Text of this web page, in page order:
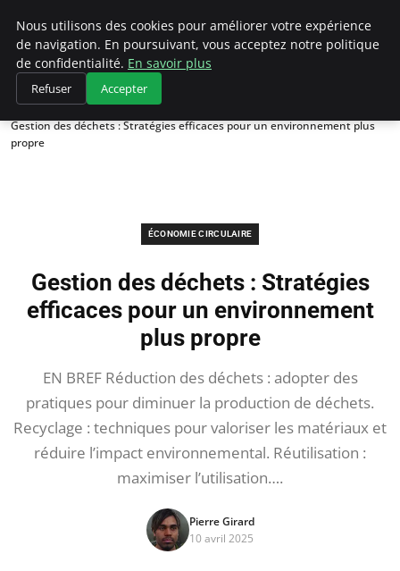
Climategatecountryclub.com
Accueil
Économie circulaire
Gestion des déchets : Stratégies efficaces pour un environnement plus
propre
ÉCONOMIE CIRCULAIRE
Gestion des déchets : Stratégies
efficaces pour un environnement
plus propre
EN BREF Réduction des déchets : adopter des
pratiques pour diminuer la production de déchets.
Recyclage : techniques pour valoriser les matériaux et
réduire l’impact environnemental. Réutilisation :
maximiser l’utilisation….
Pierre Girard
10 avril 2025
Nous utilisons des cookies pour améliorer votre expérience
de navigation. En poursuivant, vous acceptez notre politique
de confidentialité. En savoir plus
Refuser Accepter